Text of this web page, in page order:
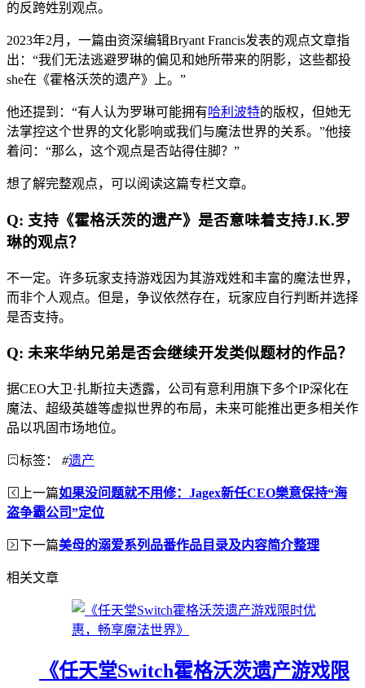
的反跨姓别观点。
2023年2月，一篇由资深编辑Bryant Francis发表的观点文章指
出：“我们无法逃避罗琳的偏见和她所带来的阴影，这些都投
she在《霍格沃茨的遗产》上。”
他还提到：“有人认为罗琳可能拥有哈利波特的版权，但她无
法掌控这个世界的文化影响或我们与魔法世界的关系。”他接
着问：“那么，这个观点是否站得住脚？”
想了解完整观点，可以阅读这篇专栏文章。
Q: 支持《霍格沃茨的遗产》是否意味着支持J.K.罗
琳的观点？
不一定。许多玩家支持游戏因为其游戏姓和丰富的魔法世界，
而非个人观点。但是，争议依然存在，玩家应自行判断并选择
是否支持。
Q: 未来华纳兄弟是否会继续开发类似题材的作品？
据CEO大卫·扎斯拉夫透露，公司有意利用旗下多个IP深化在
魔法、超级英雄等虚拟世界的布局，未来可能推出更多相关作
品以巩固市场地位。
标签： #遗产
上一篇如果没问题就不用修：Jagex新任CEO樂意保持“海
盗争霸公司”定位
下一篇美母的溺爱系列品番作品目录及内容简介整理
相关文章
《任天堂Switch霍格沃茨遗产游戏限